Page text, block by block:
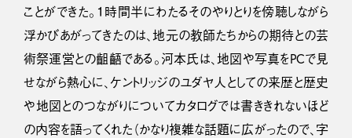
ことができた。１時間半にわたるそのやりとりを傍聴しながら
浮かびあがってきたのは、地元の教師たちからの期待との芸
術祭運営との齟齬である。河本氏は、地図や写真をPCで見
せながら熱心に、ケントリッジのユダヤ人としての来歴と歴史
や地図とのつながりについてカタログでは書ききれないほど
の内容を語ってくれた（かなり複雑な話題に広がったので、字